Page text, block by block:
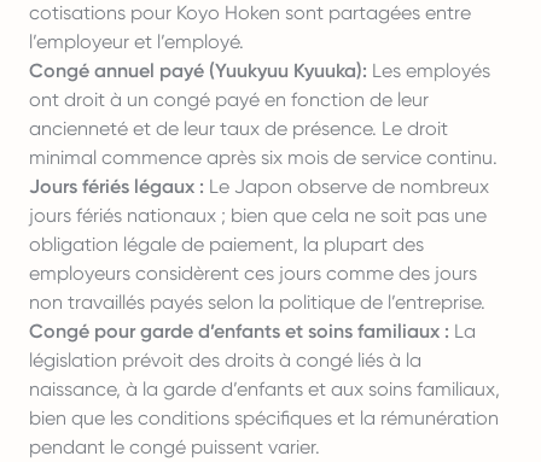
cotisations pour Koyo Hoken sont partagées entre
l’employeur et l’employé.
Congé annuel payé (Yuukyuu Kyuuka): Les employés
ont droit à un congé payé en fonction de leur
ancienneté et de leur taux de présence. Le droit
minimal commence après six mois de service continu.
Jours fériés légaux : Le Japon observe de nombreux
jours fériés nationaux ; bien que cela ne soit pas une
obligation légale de paiement, la plupart des
employeurs considèrent ces jours comme des jours
non travaillés payés selon la politique de l’entreprise.
Congé pour garde d’enfants et soins familiaux : La
législation prévoit des droits à congé liés à la
naissance, à la garde d’enfants et aux soins familiaux,
bien que les conditions spécifiques et la rémunération
pendant le congé puissent varier.